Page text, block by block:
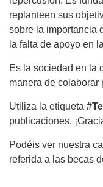
replanteen sus
sobre la importancia
la falta de apoyo en
Es la sociedad en la
manera de colaborar
Utiliza la etiqueta
publicaciones.
Podéis ver nuestra
referida a las becas